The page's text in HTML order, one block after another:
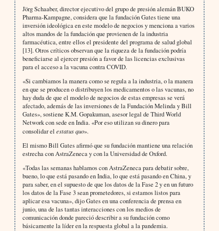
Jörg Schaaber, director ejecutivo del grupo de presión alemán BUKO
Pharma-Kampagne, considera que la fundación Gates tiene una
inversión ideológica en este modelo de negocios y menciona a varios
altos mandos de la fundación que provienen de la industria
farmacéutica, entre ellos el presidente del programa de salud global
[13]. Otros críticos observan que la riqueza de la fundación podría
beneficiarse al ejercer presión a favor de las licencias exclusivas
para el acceso a la vacuna contra COVID.
«Si cambiamos la manera como se regula a la industria, o la manera
en que se producen o distribuyen los medicamentos o las vacunas, no
hay duda de que el modelo de negocios de estas empresas se verá
afectado, además de las inversiones de la Fundación Melinda y Bill
Gates», sostiene K.M. Gopakuman, asesor legal de Third World
Network con sede en India. «Por eso utilizan su dinero para
consolidar el estatus quo».
El mismo Bill Gates afirmó que su fundación mantiene una relación
estrecha con AstraZeneca y con la Universidad de Oxford.
«Todas las semanas hablamos con AstraZeneca para debatir sobre,
bueno, lo que está pasando en India, lo que está pasando en China, y
para saber, en el supuesto de que los datos de la Fase 2 y en un futuro
los datos de la Fase 3 sean prometedores, si estamos listos para
aplicar esa vacuna», dijo Gates en una conferencia de prensa en
junio, una de las tantas interacciones con los medios de
comunicación donde pareció describir a su fundación como
básicamente la líder en la respuesta global a la pandemia.